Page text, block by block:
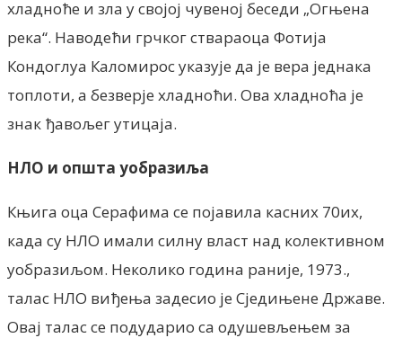
хладноће и зла у својој чувеној беседи „Огњена
река“. Наводећи грчког ствараоца Фотија
Кондоглуа Каломирос указује да је вера једнака
топлоти, а безверје хладноћи. Ова хладноћа је
знак ђавољег утицаја.
НЛО и општа уобразиља
Књига оца Серафима се појавила касних 70их,
када су НЛО имали силну власт над колективном
уобразиљом. Неколико година раније, 1973.,
талас НЛО виђења задесио је Сједињене Државе.
Овај талас се подударио са одушевљењем за